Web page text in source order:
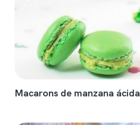
Macarons de manzana ácida